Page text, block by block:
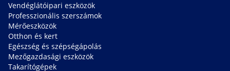
Vendéglátóipari eszközök
Professzionális szerszámok
Mérőeszközök
Otthon és kert
Egészség és szépségápolás
Mezőgazdasági eszközök
Takarítógépek